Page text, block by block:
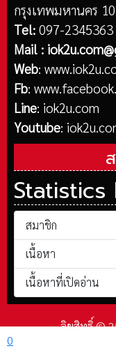
0
กรุงเทพมหานคร
Tel: 097-2345363
Mail :
Web:
Fb:
Line: iok2u.com
Youtube:
Statistics
สมาชิก
เนื้อหา
เนื้อหาที่เปิดอ่าน
ลิขสิทธิ์ ©